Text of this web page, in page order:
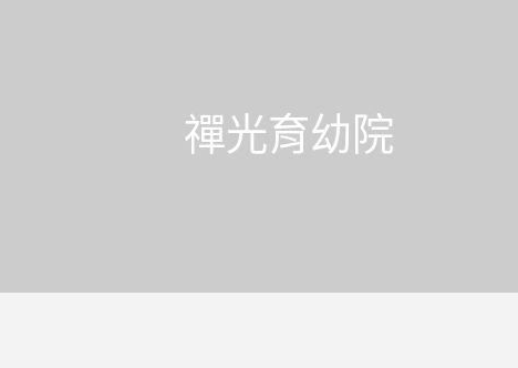
禪光育幼院